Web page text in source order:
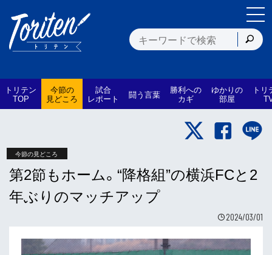
トリテン
TOP
今節の
見どころ
試合
レポート 闘う言葉 勝利への
カギ
ゆかりの
部屋
トリ
今節の見どころ
第2節もホーム。“降格組”の横浜FCと2
年ぶりのマッチアップ
2024/03/01